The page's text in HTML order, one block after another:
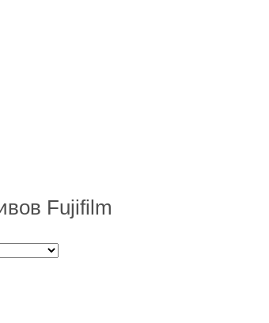
Fujifilm